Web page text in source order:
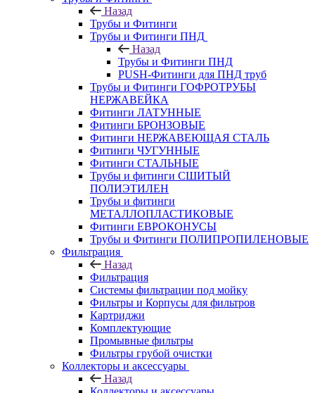
Назад
Трубы и Фитинги
Трубы и Фитинги ПНД
Назад
Трубы и Фитинги ПНД
PUSH-Фитинги для ПНД труб
Трубы и Фитинги ГОФРОТРУБЫ
НЕРЖАВЕЙКА
Фитинги ЛАТУННЫЕ
Фитинги БРОНЗОВЫЕ
Фитинги НЕРЖАВЕЮЩАЯ СТАЛЬ
Фитинги ЧУГУННЫЕ
Фитинги СТАЛЬНЫЕ
Трубы и фитинги СШИТЫЙ
ПОЛИЭТИЛЕН
Трубы и фитинги
МЕТАЛЛОПЛАСТИКОВЫЕ
Фитинги ЕВРОКОНУСЫ
Трубы и Фитинги ПОЛИПРОПИЛЕНОВЫЕ
Фильтрация
Назад
Фильтрация
Системы фильтрации под мойку
Фильтры и Корпусы для фильтров
Картриджи
Комплектующие
Промывные фильтры
Фильтры грубой очистки
Коллекторы и аксессуары
Назад